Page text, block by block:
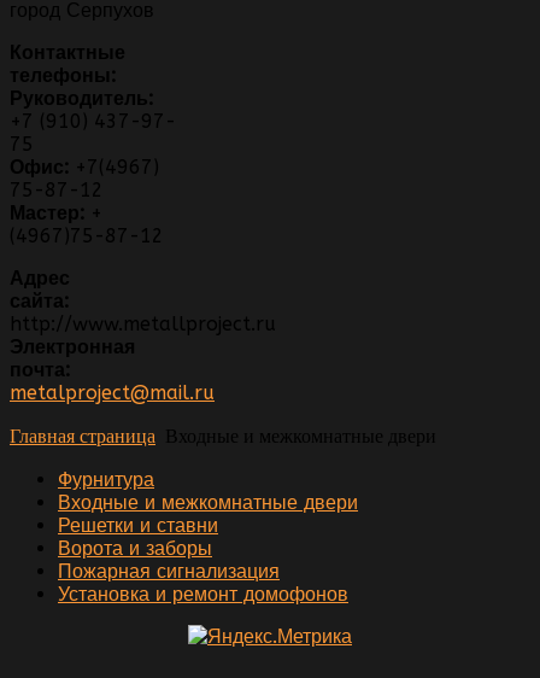
город Серпухов
Контактные
телефоны:
Руководитель:
+7 (910) 437-97-
75
Офис: +7(4967)
75-87-12
Мастер: +
(4967)75-87-12
Адрес
сайта:
http://www.metallproject.ru
Электронная
почта:
metalproject@mail.ru
Главная страница Входные и межкомнатные двери
Фурнитура
Входные и межкомнатные двери
Решетки и ставни
Ворота и заборы
Пожарная сигнализация
Установка и ремонт домофонов